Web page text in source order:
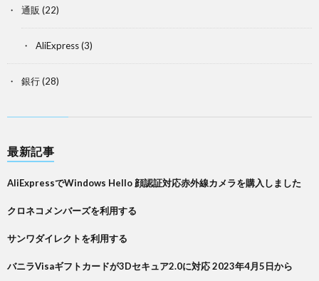
通販 (22)
AliExpress(3)
銀行(28)
最新記事
AliExpressでWindows Hello 顔認証対応赤外線カメラを購入しました
クロネコメンバーズを利用する
サンワダイレクトを利用する
バニラVisaギフトカードが3Dセキュア2.0に対応 2023年4月5日から